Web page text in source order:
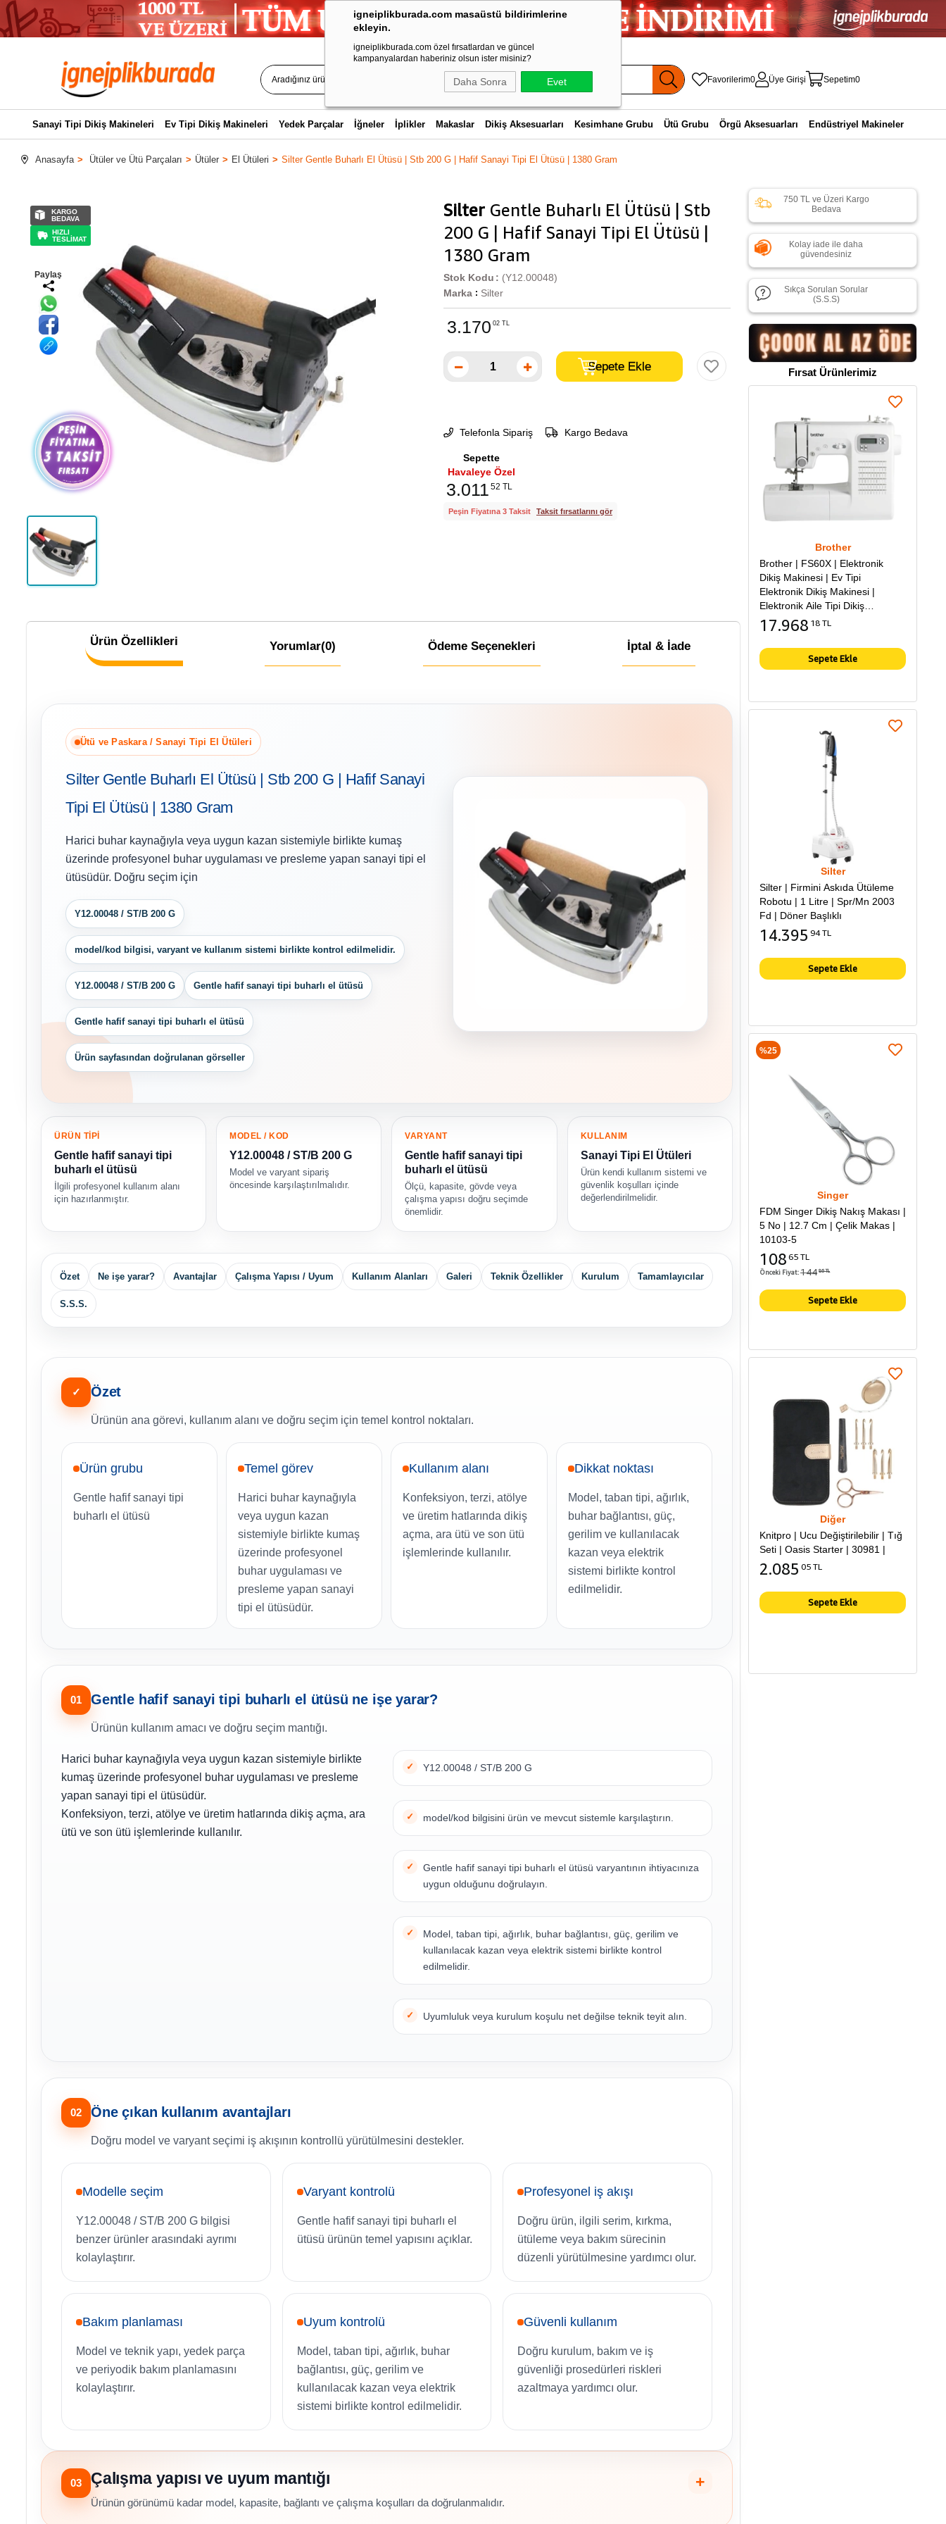
igneiplikburada.com masaüstü bildirimlerine
ekleyin.
igneiplikburada.com özel fırsatlardan ve güncel
kampanyalardan haberiniz olsun ister misiniz?
Daha Sonra Evet Favorilerim0 Üye Girişi Sepetim0
Sanayi Tipi Dikiş Makineleri Ev Tipi Dikiş Makineleri Yedek Parçalar İğneler İplikler Makaslar Dikiş Aksesuarları Kesimhane Grubu Ütü Grubu Örgü Aksesuarları Endüstriyel Makineler
Anasayfa Ütüler ve Ütü Parçaları Ütüler El Ütüleri Silter Gentle Buharlı El Ütüsü | Stb 200 G | Hafif Sanayi Tipi El Ütüsü | 1380 Gram
KARGO
BEDAVA
HIZLI
TESLİMAT
Paylaş
Silter Gentle Buharlı El Ütüsü | Stb
200 G | Hafif Sanayi Tipi El Ütüsü |
1380 Gram
(Y12.00048)
Stok Kodu
Marka : Silter
3.170 02 TL
Telefonla Sipariş Kargo Bedava
Sepette
Havaleye Özel
3.011 52 TL
Peşin Fiyatına 3 Taksit Taksit fırsatlarını gör
Ürün Özellikleri Yorumlar(0) Ödeme Seçenekleri İptal & İade
Ütü ve Paskara / Sanayi Tipi El Ütüleri
Silter Gentle Buharlı El Ütüsü | Stb 200 G | Hafif Sanayi
Tipi El Ütüsü | 1380 Gram
Harici buhar kaynağıyla veya uygun kazan sistemiyle birlikte kumaş
üzerinde profesyonel buhar uygulaması ve presleme yapan sanayi tipi el
ütüsüdür. Doğru seçim için
Y12.00048 / ST/B 200 G
model/kod bilgisi, varyant ve kullanım sistemi birlikte kontrol edilmelidir.
Y12.00048 / ST/B 200 G Gentle hafif sanayi tipi buharlı el ütüsü
Gentle hafif sanayi tipi buharlı el ütüsü
Ürün sayfasından doğrulanan görseller
ÜRÜN TİPİ
Gentle hafif sanayi tipi
buharlı el ütüsü
İlgili profesyonel kullanım alanı
için hazırlanmıştır.
MODEL / KOD
Y12.00048 / ST/B 200 G
Model ve varyant sipariş
öncesinde karşılaştırılmalıdır.
VARYANT
Gentle hafif sanayi tipi
buharlı el ütüsü
Ölçü, kapasite, gövde veya
çalışma yapısı doğru seçimde
önemlidir.
KULLANIM
Sanayi Tipi El Ütüleri
Ürün kendi kullanım sistemi ve
güvenlik koşulları içinde
değerlendirilmelidir.
Özet Ne işe yarar? Avantajlar Çalışma Yapısı / Uyum Kullanım Alanları Galeri Teknik Özellikler Kurulum Tamamlayıcılar
S.S.S.
✓ Özet
Ürünün ana görevi, kullanım alanı ve doğru seçim için temel kontrol noktaları.
Ürün grubu
Gentle hafif sanayi tipi
buharlı el ütüsü
Temel görev
Harici buhar kaynağıyla
veya uygun kazan
sistemiyle birlikte kumaş
üzerinde profesyonel
buhar uygulaması ve
presleme yapan sanayi
tipi el ütüsüdür.
Kullanım alanı
Konfeksiyon, terzi, atölye
ve üretim hatlarında dikiş
açma, ara ütü ve son ütü
işlemlerinde kullanılır.
Dikkat noktası
Model, taban tipi, ağırlık,
buhar bağlantısı, güç,
gerilim ve kullanılacak
kazan veya elektrik
sistemi birlikte kontrol
edilmelidir.
01 Gentle hafif sanayi tipi buharlı el ütüsü ne işe yarar?
Ürünün kullanım amacı ve doğru seçim mantığı.
Harici buhar kaynağıyla veya uygun kazan sistemiyle birlikte
kumaş üzerinde profesyonel buhar uygulaması ve presleme
yapan sanayi tipi el ütüsüdür.
Konfeksiyon, terzi, atölye ve üretim hatlarında dikiş açma, ara
ütü ve son ütü işlemlerinde kullanılır.
Y12.00048 / ST/B 200 G
model/kod bilgisini ürün ve mevcut sistemle karşılaştırın.
Gentle hafif sanayi tipi buharlı el ütüsü varyantının ihtiyacınıza
uygun olduğunu doğrulayın.
Model, taban tipi, ağırlık, buhar bağlantısı, güç, gerilim ve
kullanılacak kazan veya elektrik sistemi birlikte kontrol
edilmelidir.
Uyumluluk veya kurulum koşulu net değilse teknik teyit alın.
02 Öne çıkan kullanım avantajları
Doğru model ve varyant seçimi iş akışının kontrollü yürütülmesini destekler.
Modelle seçim
Y12.00048 / ST/B 200 G bilgisi
benzer ürünler arasındaki ayrımı
kolaylaştırır.
Varyant kontrolü
Gentle hafif sanayi tipi buharlı el
ütüsü ürünün temel yapısını açıklar.
Profesyonel iş akışı
Doğru ürün, ilgili serim, kırkma,
ütüleme veya bakım sürecinin
düzenli yürütülmesine yardımcı olur.
Bakım planlaması
Model ve teknik yapı, yedek parça
ve periyodik bakım planlamasını
kolaylaştırır.
Uyum kontrolü
Model, taban tipi, ağırlık, buhar
bağlantısı, güç, gerilim ve
kullanılacak kazan veya elektrik
sistemi birlikte kontrol edilmelidir.
Güvenli kullanım
Doğru kurulum, bakım ve iş
güvenliği prosedürleri riskleri
azaltmaya yardımcı olur.
03 Çalışma yapısı ve uyum mantığı
Ürünün görünümü kadar model, kapasite, bağlantı ve çalışma koşulları da doğrulanmalıdır.
750 TL ve Üzeri Kargo
Bedava
Kolay iade ile daha
güvendesiniz
Sıkça Sorulan Sorular
(S.S.S)
Fırsat Ürünlerimiz
Brother
Brother | FS60X | Elektronik
Dikiş Makinesi | Ev Tipi
Elektronik Dikiş Makinesi |
Elektronik Aile Tipi Dikiş
Makinesi
17.968 18 TL
Sepete Ekle
Silter
Silter | Firmini Askıda Ütüleme
Robotu | 1 Litre | Spr/Mn 2003
Fd | Döner Başlıklı
14.395 94 TL
Sepete Ekle
Singer
FDM Singer Dikiş Nakış Makası |
5 No | 12.7 Cm | Çelik Makas |
10103-5
108 65 TL
Önceki Fiyat:144 86 TL
Sepete Ekle
%25
Diğer
Knitpro | Ucu Değiştirilebilir | Tığ
Seti | Oasis Starter | 30981 |
2.085 05 TL
Sepete Ekle